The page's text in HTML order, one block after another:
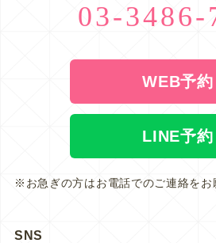
03-3486-
WEB予約
LINE予約
※お急ぎの方はお電話でのご連絡をお
SNS